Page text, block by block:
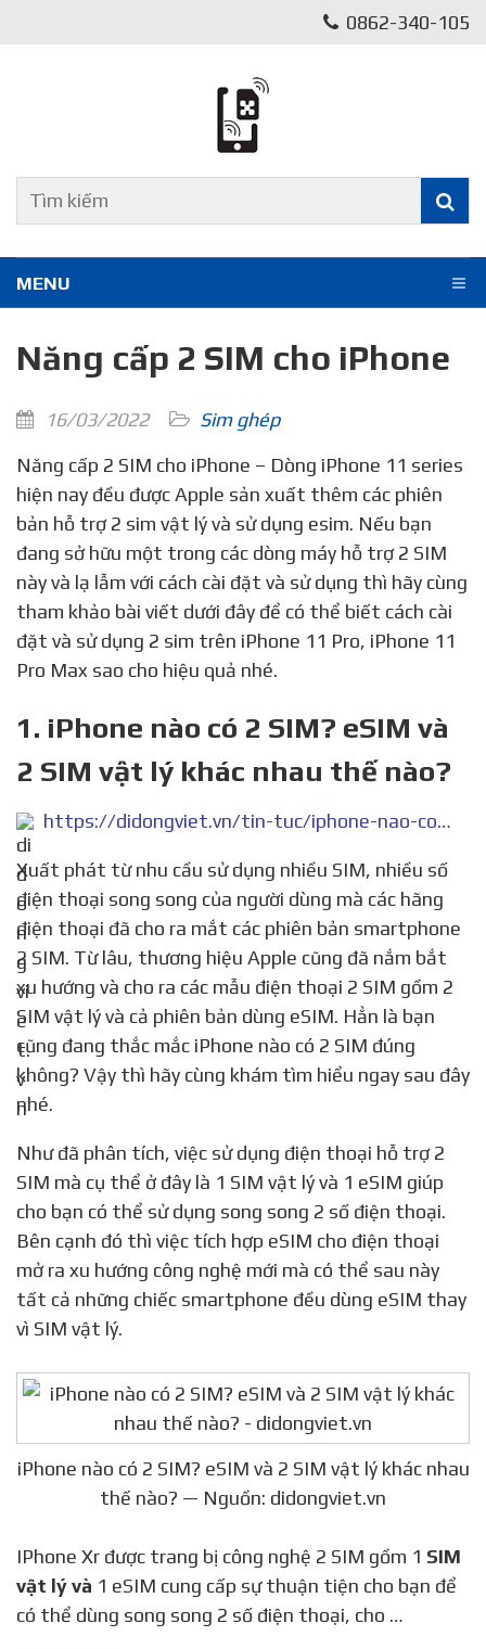
0862-340-105
MENU
Năng cấp 2 SIM cho iPhone
16/03/2022
Sim ghép
Năng cấp 2 SIM cho iPhone – Dòng iPhone 11 series
hiện nay đều được Apple sản xuất thêm các phiên
bản hỗ trợ 2 sim vật lý và sử dụng esim. Nếu bạn
đang sở hữu một trong các dòng máy hỗ trợ 2 SIM
này và lạ lẫm với cách cài đặt và sử dụng thì hãy cùng
tham khảo bài viết dưới đây để có thể biết cách cài
đặt và sử dụng 2 sim trên iPhone 11 Pro, iPhone 11
Pro Max sao cho hiệu quả nhé.
1. iPhone nào có 2 SIM? eSIM và
2 SIM vật lý khác nhau thế nào?
https://didongviet.vn/tin-tuc/iphone-nao-co-2-sim/
Xuất phát từ nhu cầu sử dụng nhiều SIM, nhiều số
điện thoại song song của người dùng mà các hãng
điện thoại đã cho ra mắt các phiên bản smartphone
2 SIM. Từ lâu, thương hiệu Apple cũng đã nắm bắt
xu hướng và cho ra các mẫu điện thoại 2 SIM gồm 2
SIM vật lý và cả phiên bản dùng eSIM. Hẳn là bạn
cũng đang thắc mắc iPhone nào có 2 SIM đúng
không? Vậy thì hãy cùng khám tìm hiểu ngay sau đây
nhé.
Như đã phân tích, việc sử dụng điện thoại hỗ trợ 2
SIM mà cụ thể ở đây là 1 SIM vật lý và 1 eSIM giúp
cho bạn có thể sử dụng song song 2 số điện thoại.
Bên cạnh đó thì việc tích hợp eSIM cho điện thoại
mở ra xu hướng công nghệ mới mà có thể sau này
tất cả những chiếc smartphone đều dùng eSIM thay
vì SIM vật lý.
iPhone nào có 2 SIM? eSIM và 2 SIM vật lý khác nhau
thế nào? — Nguồn: didongviet.vn
IPhone Xr được trang bị công nghệ 2 SIM gồm 1 SIM
vật lý và 1 eSIM cung cấp sự thuận tiện cho bạn để
có thể dùng song song 2 số điện thoại, cho …